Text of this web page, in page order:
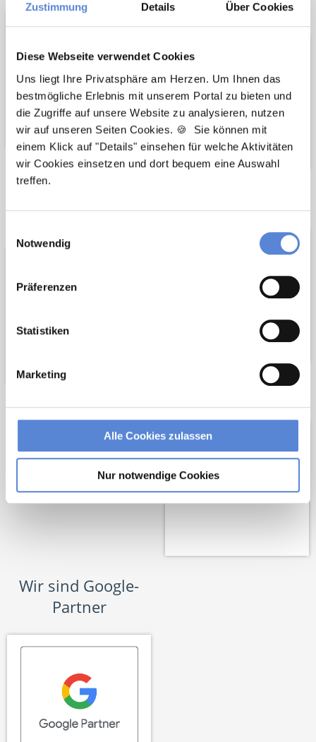
Zustimmung Details Über Cookies
Diese Webseite verwendet Cookies
Uns liegt Ihre Privatsphäre am Herzen. Um Ihnen das
bestmögliche Erlebnis mit unserem Portal zu bieten und
die Zugriffe auf unsere Website zu analysieren, nutzen
wir auf unseren Seiten Cookies. 🍪 Sie können mit
einem Klick auf "Details" einsehen für welche Aktivitäten
wir Cookies einsetzen und dort bequem eine Auswahl
treffen.
Notwendig
Präferenzen
Statistiken
Marketing
Alle Cookies zulassen
Nur notwendige Cookies
Unterstützer
Netzwerk-Partner
Wir sind Google-
Partner